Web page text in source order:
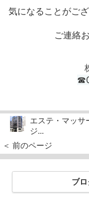
気になることがご
ご連絡
エステ・マッサ
ジ...
＜ 前のページ
ブ